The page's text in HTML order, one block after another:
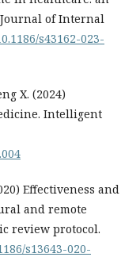
of Internal
s43162-023-
X. (2024)
Intelligent
Effectiveness and
and remote
review protocol.
s13643-020-